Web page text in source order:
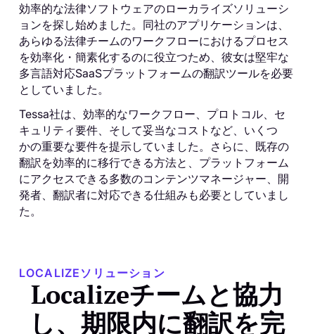
効率的な法律ソフトウェアのローカライズソリューシ
ョンを探し始めました。同社のアプリケーションは、
あらゆる法律チームのワークフローにおけるプロセス
を効率化・簡素化するのに役立つため、彼女は堅牢な
多言語対応SaaSプラットフォームの翻訳ツールを必要
としていました。
Tessa社は、効率的なワークフロー、プロトコル、セ
キュリティ要件、そして妥当なコストなど、いくつ
かの重要な要件を提示していました。さらに、既存の
翻訳を効率的に移行できる方法と、プラットフォーム
にアクセスできる多数のコンテンツマネージャー、開
発者、翻訳者に対応できる仕組みも必要としていまし
た。
LOCALIZEソリューション
Localizeチームと協力
し、期限内に翻訳を完